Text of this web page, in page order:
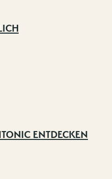
ENTDECKEN